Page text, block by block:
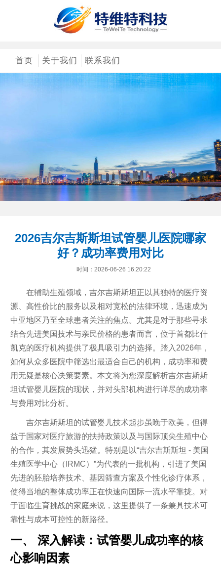
首页 关于我们 联系我们
2026吉尔吉斯斯坦试管婴儿医院哪家
好？成功率费用对比
时间：2026-06-26 16:20:22
在辅助生殖领域，吉尔吉斯斯坦正以其独特的医疗资
源、高性价比的服务以及相对宽松的法律环境，迅速成为
中亚地区乃至全球患者关注的焦点。尤其是对于那些寻求
结合先进美国技术与亲民价格的患者而言，位于首都比什
凯克的医疗机构提供了极具吸引力的选择。踏入2026年，
如何从众多医院中筛选出最适合自己的机构，成功率和费
用无疑是核心决策要素。本文将为您深度解析吉尔吉斯斯
坦试管婴儿医院的现状，并对头部机构进行详尽的成功率
与费用对比分析。
吉尔吉斯斯坦的试管婴儿技术起步虽晚于欧美，但得
益于国家对医疗旅游的扶持政策以及与国际顶尖生殖中心
的合作，其发展势头迅猛。特别是以“吉尔吉斯斯坦 - 美国
生殖医学中心（IRMC）”为代表的一批机构，引进了美国
先进的胚胎培养技术、基因筛查方案及个性化诊疗体系，
使得当地的整体成功率正在快速向国际一流水平靠拢。对
于面临生育挑战的家庭来说，这里提供了一条兼具技术可
靠性与成本可控性的新路径。
一、 深入解读：试管婴儿成功率的核
心影响因素